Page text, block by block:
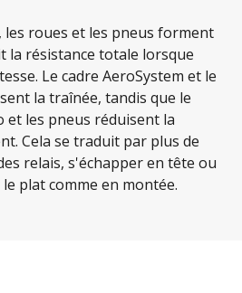
les roues et les pneus forment
la résistance totale lorsque
Le cadre AeroSystem et le
la traînée, tandis que le
et les pneus réduisent la
Cela se traduit par plus de
relais, s'échapper en tête ou
plat comme en montée.